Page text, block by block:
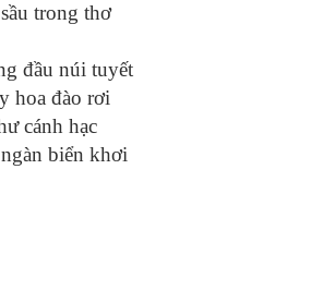
trong thơ
đầu núi tuyết
hoa đào rơi
cánh hạc
biển khơi